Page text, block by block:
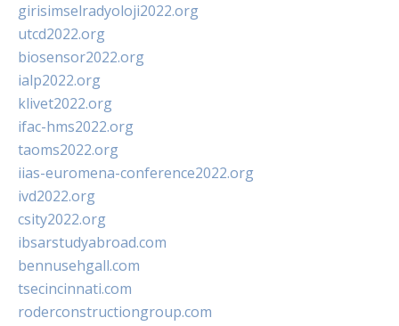
girisimselradyoloji2022.org
utcd2022.org
biosensor2022.org
ialp2022.org
klivet2022.org
ifac-hms2022.org
taoms2022.org
iias-euromena-conference2022.org
ivd2022.org
csity2022.org
ibsarstudyabroad.com
bennusehgall.com
tsecincinnati.com
roderconstructiongroup.com